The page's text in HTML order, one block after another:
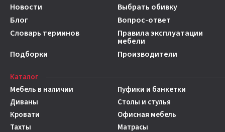
Новости
Выбрать обивку
Блог
Вопрос-ответ
Словарь терминов
Правила эксплуатации
мебели
Подборки
Производители
Каталог
Мебель в наличии
Диваны
Кровати
Тахты
Пуфики и банкетки
Столы и стулья
Офисная мебель
Матрасы